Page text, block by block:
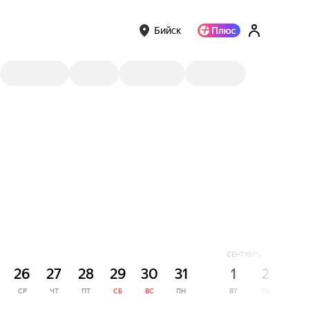
Бийск
26
СР
27
ЧТ
28
ПТ
29
СБ
30
ВС
31
ПН
СЕНТЯБРЬ
1
ВТ
2